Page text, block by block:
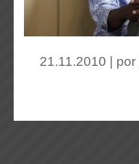
21.11.2010 | por